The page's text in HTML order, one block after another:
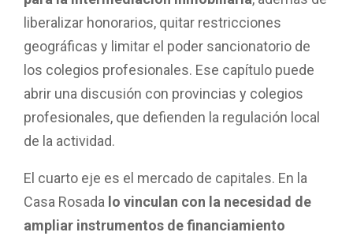
liberalizar honorarios, quitar restricciones
geográficas y limitar el poder sancionatorio de
los colegios profesionales. Ese capítulo puede
abrir una discusión con provincias y colegios
profesionales, que defienden la regulación local
de la actividad.
El cuarto eje es el mercado de capitales. En la
Casa Rosada lo vinculan con la necesidad de
ampliar instrumentos de financiamiento